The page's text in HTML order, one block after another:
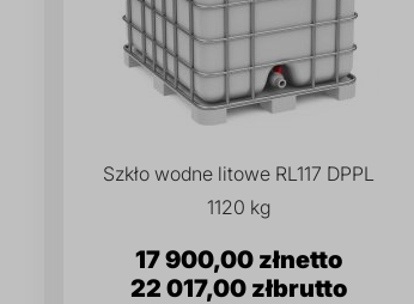
Szkło wodne litowe RL117 DPPL
1120 kg
22 017,00 zł
17 900,00 zł